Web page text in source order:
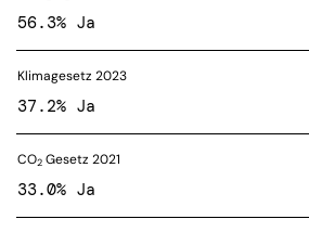
56.3% Ja
Klimagesetz 2023
37.2% Ja
CO2 Gesetz 2021
33.0% Ja